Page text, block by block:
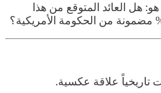
هل العائد المتوقع من هذا
تاريخياً علاقة عكسية.